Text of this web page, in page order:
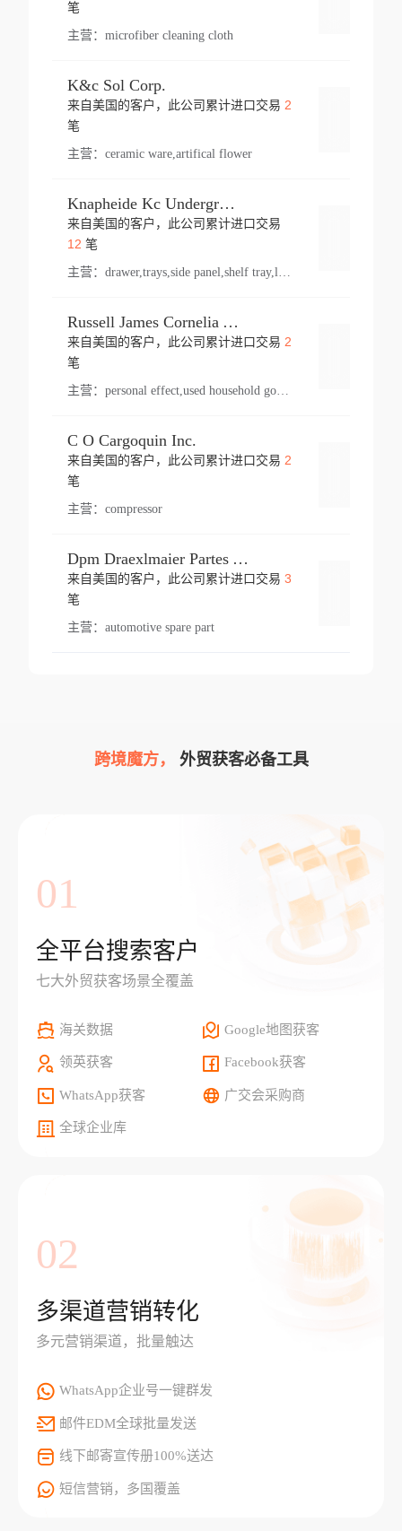
笔
主营： microfiber cleaning cloth
K&c Sol Corp.
来自美国的客户，此公司累计进口交易 2
笔
主营： ceramic ware,artifical flower
Knapheide Kc Underground
来自美国的客户，此公司累计进口交易
12 笔
主营：
Russell James Cornelia Arlington Va
来自美国的客户，此公司累计进口交易 2
笔
主营： personal effect,used household goods
C O Cargoquin Inc.
来自美国的客户，此公司累计进口交易 2
笔
主营： compressor
Dpm Draexlmaier Partes Automotrices Corr Ind Huejotzingo
来自美国的客户，此公司累计进口交易 3
笔
主营： automotive spare part
跨境魔方， 外贸获客必备工具
01
全平台搜索客户
七大外贸获客场景全覆盖
海关数据 Google地图获客
领英获客 Facebook获客
WhatsApp获客 广交会采购商
全球企业库
02
多渠道营销转化
多元营销渠道，批量触达
WhatsApp企业号一键群发
邮件EDM全球批量发送
线下邮寄宣传册100%送达
短信营销，多国覆盖